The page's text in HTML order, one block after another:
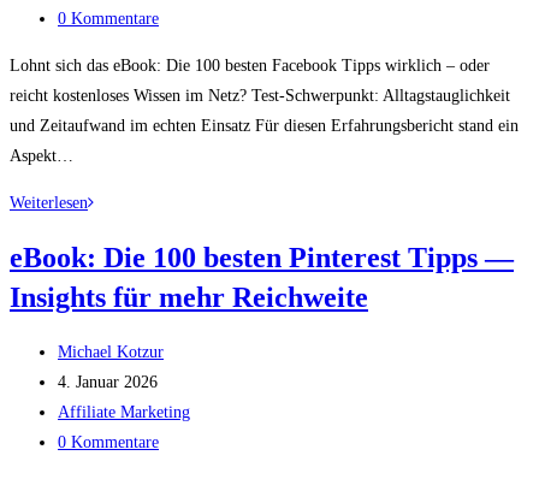
Kategorie:
Beitrags-
0 Kommentare
Lohnt sich das eBook: Die 100 besten Facebook Tipps wirklich – oder
reicht kostenloses Wissen im Netz? Test-Schwerpunkt: Alltagstauglichkeit
und Zeitaufwand im echten Einsatz Für diesen Erfahrungsbericht stand ein
Aspekt…
WeiterleseneBook:
100
besten
Tipps:
Insights
für
mehr
eBook: Die 100 besten Pinterest Tipps —
Insights für mehr Reichweite
Beitrags-
Autor:
Michael Kotzur
Beitrag
veröffentlicht:
4. Januar 2026
Beitrags-
Kategorie:
Affiliate Marketing
Beitrags-
0 Kommentare